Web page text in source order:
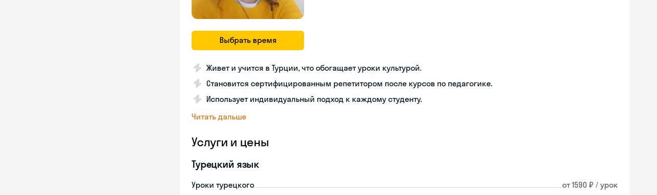
Выбрать время
Живет и учится в Турции, что обогащает уроки культурой.
Становится сертифицированным репетитором после курсов по педагогике.
Использует индивидуальный подход к каждому студенту.
Читать дальше
Услуги и цены
Турецкий язык
Уроки турецкого от 1590 ₽ / урок